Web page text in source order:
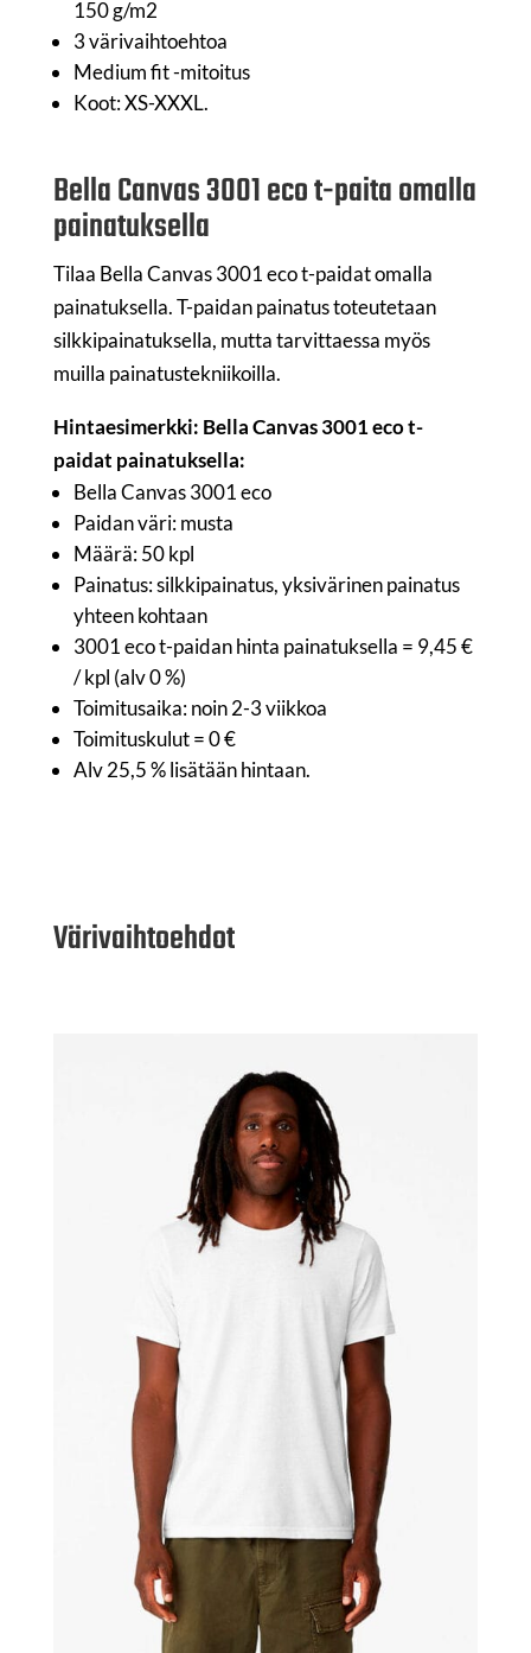
150 g/m2
3 värivaihtoehtoa
Medium fit -mitoitus
Koot: XS-XXXL.
Bella Canvas 3001 eco t-paita omalla
painatuksella
Tilaa Bella Canvas 3001 eco t-paidat omalla
painatuksella. T-paidan painatus toteutetaan
silkkipainatuksella, mutta tarvittaessa myös
muilla painatustekniikoilla.
Hintaesimerkki: Bella Canvas 3001 eco t-
paidat painatuksella:
Bella Canvas 3001 eco
Paidan väri: musta
Määrä: 50 kpl
Painatus: silkkipainatus, yksivärinen painatus
yhteen kohtaan
3001 eco t-paidan hinta painatuksella = 9,45 €
/ kpl (alv 0 %)
Toimitusaika: noin 2-3 viikkoa
Toimituskulut = 0 €
Alv 25,5 % lisätään hintaan.
Värivaihtoehdot